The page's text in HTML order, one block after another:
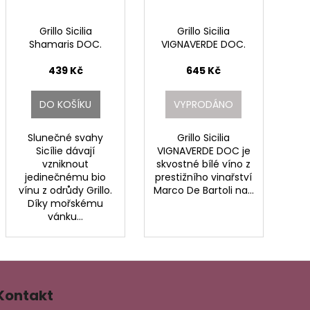
Grillo Sicilia
Shamaris DOC.
439 Kč
DO KOŠÍKU
Slunečné svahy
Sicílie dávají
vzniknout
jedinečnému bio
vínu z odrůdy Grillo.
Díky mořskému
vánku...
Grillo Sicilia
VIGNAVERDE DOC.
645 Kč
VYPRODÁNO
Grillo Sicilia
VIGNAVERDE DOC je
skvostné bílé víno z
prestižního vinařství
Marco De Bartoli na...